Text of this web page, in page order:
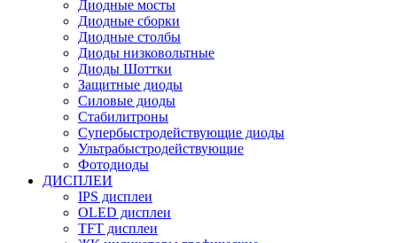
Диодные мосты
Диодные сборки
Диодные столбы
Диоды низковольтные
Диоды Шоттки
Защитные диоды
Силовые диоды
Стабилитроны
Супербыстродействующие диоды
Ультрабыстродействующие
Фотодиоды
ДИСПЛЕИ
IPS дисплеи
OLED дисплеи
TFT дисплеи